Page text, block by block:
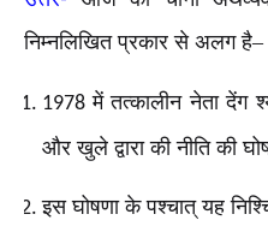
निम्नलिखित प्रकार से अलग है–
1978में तत्कालीन नेता देंग
और खुले द्वारा की नीति की
इस घोषणा के पश्चात् यह